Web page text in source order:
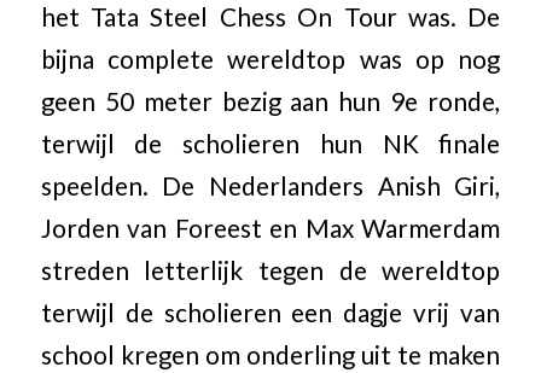
het Tata Steel Chess On Tour was. De
bijna complete wereldtop was op nog
geen 50 meter bezig aan hun 9e ronde,
terwijl de scholieren hun NK finale
speelden. De Nederlanders Anish Giri,
Jorden van Foreest en Max Warmerdam
streden letterlijk tegen de wereldtop
terwijl de scholieren een dagje vrij van
school kregen om onderling uit te maken